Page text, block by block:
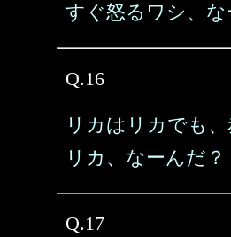
すぐ怒るワシ、な
Q.16
リカはリカでも
リカ、なーんだ？
Q.17